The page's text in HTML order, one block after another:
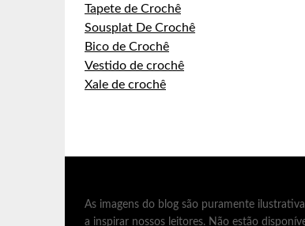
Tapete de Crochê
Sousplat De Crochê
Bico de Crochê
Vestido de crochê
Xale de crochê
As imagens do blog são puramente
a inspirar nossos leitores. Não estão